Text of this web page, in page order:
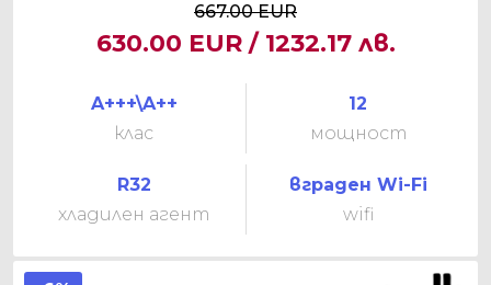
667.00 EUR
630.00 EUR / 1232.17 лв.
A+++\A++
клас
12
мощност
R32
хладилен агент
вграден Wi-Fi
wifi